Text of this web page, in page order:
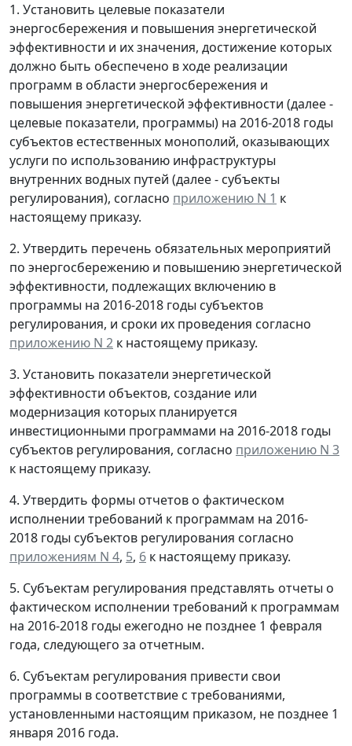
1. Установить целевые показатели
энергосбережения и повышения энергетической
эффективности и их значения, достижение которых
должно быть обеспечено в ходе реализации
программ в области энергосбережения и
повышения энергетической эффективности (далее -
целевые показатели, программы) на 2016-2018 годы
субъектов естественных монополий, оказывающих
услуги по использованию инфраструктуры
внутренних водных путей (далее - субъекты
регулирования), согласно приложению N 1 к
настоящему приказу.
2. Утвердить перечень обязательных мероприятий
по энергосбережению и повышению энергетической
эффективности, подлежащих включению в
программы на 2016-2018 годы субъектов
регулирования, и сроки их проведения согласно
приложению N 2 к настоящему приказу.
3. Установить показатели энергетической
эффективности объектов, создание или
модернизация которых планируется
инвестиционными программами на 2016-2018 годы
субъектов регулирования, согласно приложению N 3
к настоящему приказу.
4. Утвердить формы отчетов о фактическом
исполнении требований к программам на 2016-
2018 годы субъектов регулирования согласно
приложениям N 4, 5, 6 к настоящему приказу.
5. Субъектам регулирования представлять отчеты о
фактическом исполнении требований к программам
на 2016-2018 годы ежегодно не позднее 1 февраля
года, следующего за отчетным.
6. Субъектам регулирования привести свои
программы в соответствие с требованиями,
установленными настоящим приказом, не позднее 1
января 2016 года.